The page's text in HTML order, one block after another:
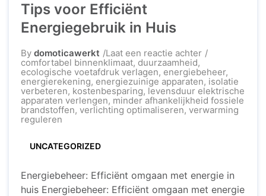
Tips voor Efficiënt
Energiegebruik in Huis
By domoticawerkt Laat een reactie achterop
uw
Energiebeheer:
Tips
voor
Efficiënt
Energiegebruik
comfortabel binnenklimaat, duurzaamheid,
ecologische voetafdruk verlagen, energiebeheer,
energierekening, energiezuinige apparaten, isolatie
verbeteren, kostenbesparing, levensduur elektrische
apparaten verlengen, minder afhankelijkheid fossiele
brandstoffen, verlichting optimaliseren, verwarming
reguleren
UNCATEGORIZED
Energiebeheer: Efficiënt omgaan met energie in
huis Energiebeheer: Efficiënt omgaan met energie